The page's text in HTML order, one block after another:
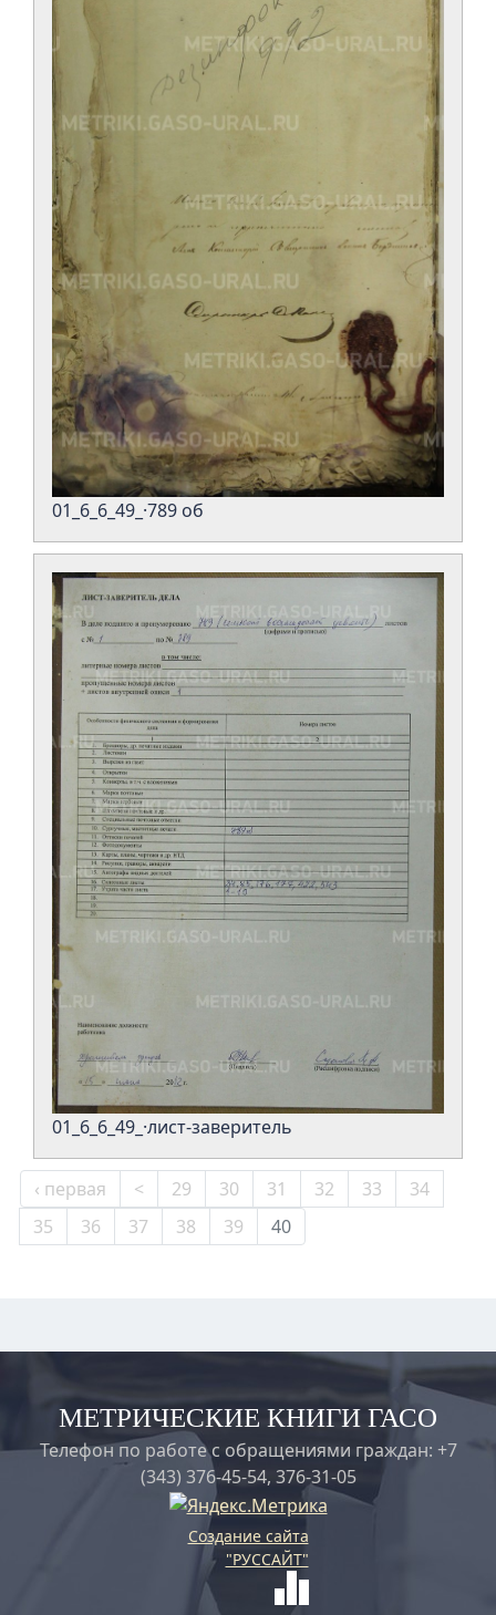
01_6_6_49_·789 об
01_6_6_49_·лист-заверитель
‹ первая < 29 30 31 32 33
34
35
36 37 38 39 40
МЕТРИЧЕСКИЕ КНИГИ ГАСО
Телефон по работе с обращениями граждан: +7
(343) 376-45-54, 376-31-05
Создание сайта
"РУССАЙТ"